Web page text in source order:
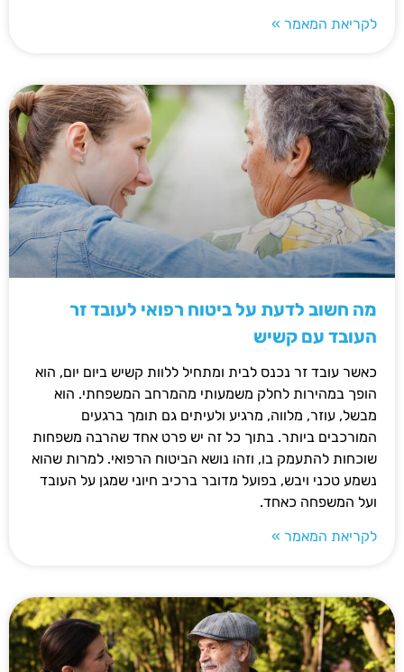
לקריאת המאמר »
מה חשוב לדעת על ביטוח רפואי לעובד זר
העובד עם קשיש
כאשר עובד זר נכנס לבית ומתחיל ללוות קשיש ביום יום, הוא
הופך במהירות לחלק משמעותי מהמרחב המשפחתי. הוא
מבשל, עוזר, מלווה, מרגיע ולעיתים גם תומך ברגעים
המורכבים ביותר. בתוך כל זה יש פרט אחד שהרבה משפחות
שוכחות להתעמק בו, וזהו נושא הביטוח הרפואי. למרות שהוא
נשמע טכני ויבש, בפועל מדובר ברכיב חיוני שמגן על העובד
ועל המשפחה כאחד.
לקריאת המאמר »